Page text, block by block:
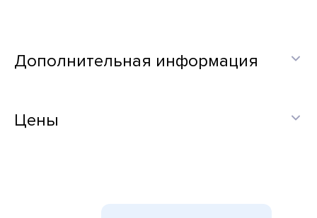
Дополнительная информация
Цены